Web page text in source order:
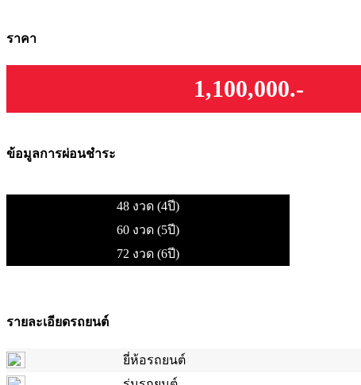
ราคา
1,100,000.-
ข้อมูลการผ่อนชำระ
48 งวด (4ปี)
60 งวด (5ปี)
72 งวด (6ปี)
รายละเอียดรถยนต์
ยี่ห้อรถยนต์